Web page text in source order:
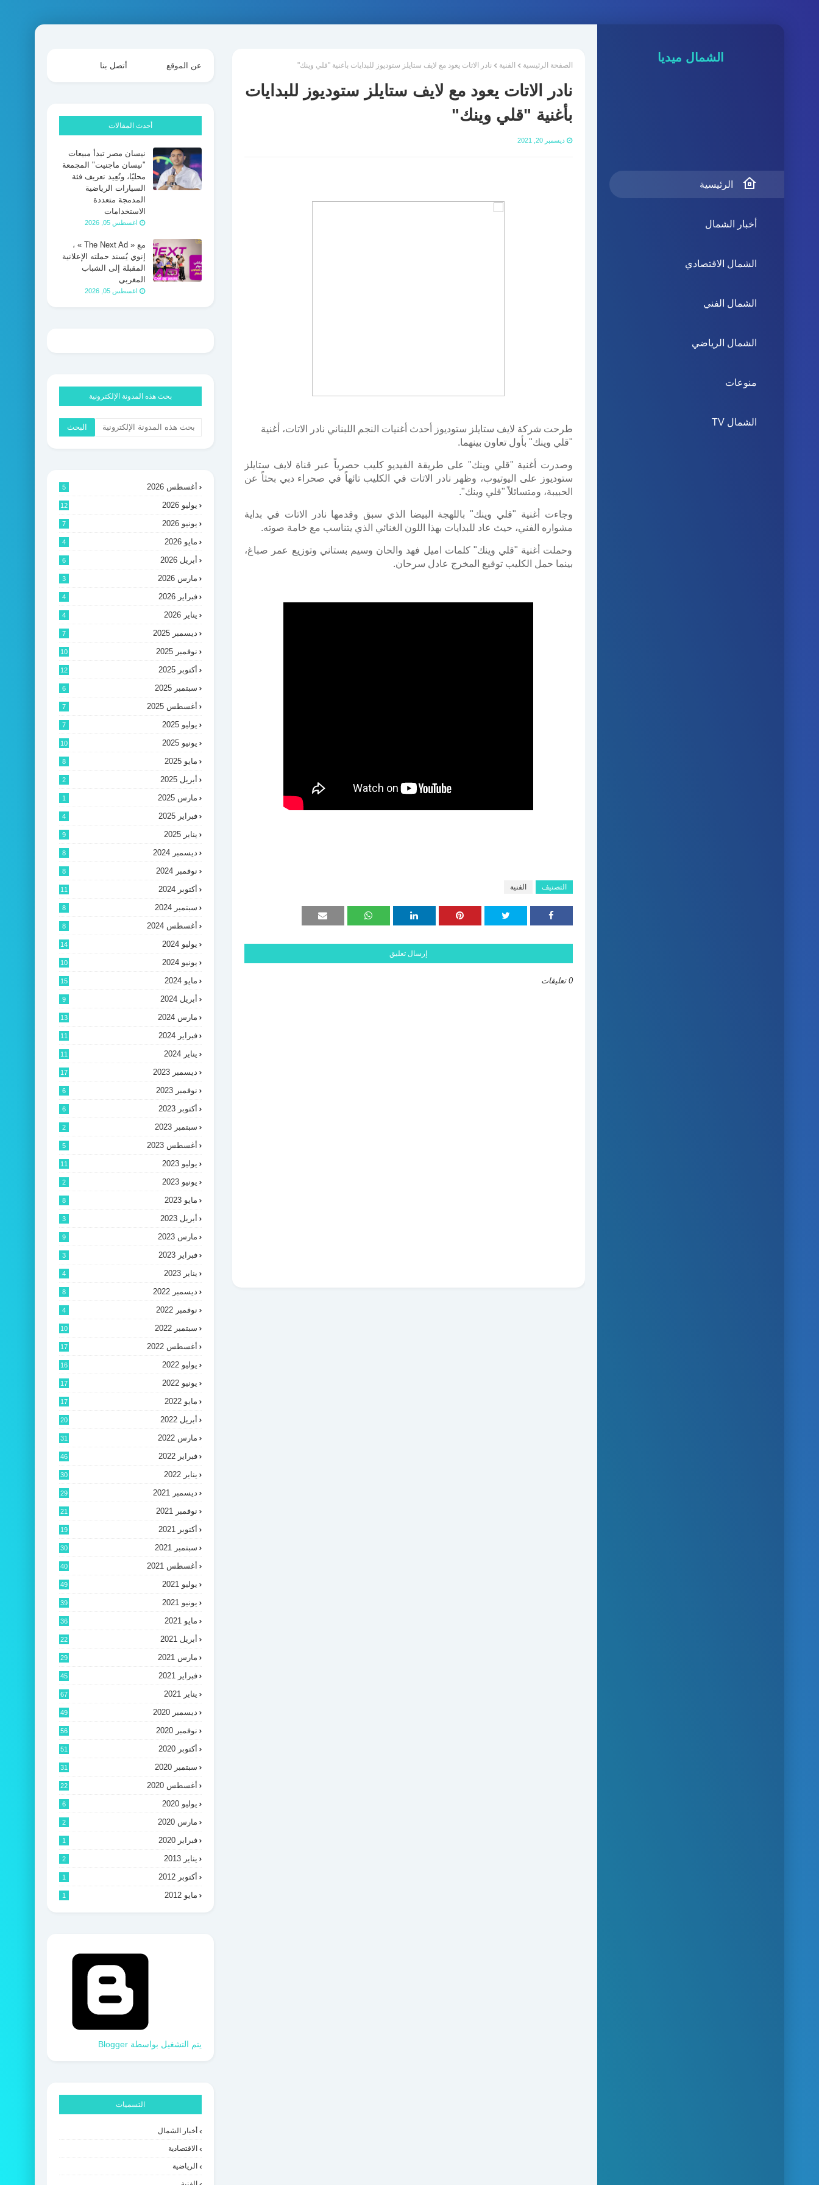
الشمال ميديا
الرئيسية
أخبار الشمال
الشمال الاقتصادي
الشمال الفني
الشمال الرياضي
منوعات
الشمال TV
الصفحة الرئيسية الفنية نادر الاتات يعود مع لايف ستايلز ستوديوز للبدايات بأغنية "قلي وينك"
نادر الاتات يعود مع لايف ستايلز ستوديوز للبدايات
بأغنية "قلي وينك"
ديسمبر 20, 2021
طرحت شركة لايف ستايلز ستوديوز أحدث أغنيات النجم اللبناني نادر الاتات، أغنية
"قلي وينك" بأول تعاون بينهما.
وصدرت أغنية "قلي وينك" على طريقة الفيديو كليب حصرياً عبر قناة لايف ستايلز
ستوديوز على اليوتيوب، وظهر نادر الاتات في الكليب تائهاً في صحراء دبي بحثاً عن
الحبيبة، ومتسائلاً "قلي وينك".
وجاءت أغنية "قلي وينك" باللهجة البيضا الذي سبق وقدمها نادر الاتات في بداية
مشواره الفني، حيث عاد للبدايات بهذا اللون الغنائي الذي يتناسب مع خامة صوته.
وحملت أغنية "قلي وينك" كلمات اميل فهد والحان وسيم بستاني وتوزيع عمر صباغ،
بينما حمل الكليب توقيع المخرج عادل سرحان.
التصنيف الفنية
إرسال تعليق
0 تعليقات
عن الموقع أتصل بنا
أحدث المقالات
نيسان مصر تبدأ مبيعات
"نيسان ماجنيت" المجمعة
محليًا، وتُعِيد تعريف فئة
السيارات الرياضية
المدمجة متعددة
الاستخدامات
اغسطس 05, 2026
مع « The Next Ad » ،
إنوي يُسند حملته الإعلانية
المقبلة إلى الشباب
المغربي
اغسطس 05, 2026
بحث هذه المدونة الإلكترونية
أغسطس 2026 5
يوليو 2026 12
يونيو 2026 7
مايو 2026 4
أبريل 2026 6
مارس 2026 3
فبراير 2026 4
يناير 2026 4
ديسمبر 2025 7
نوفمبر 2025 10
أكتوبر 2025 12
سبتمبر 2025 6
أغسطس 2025 7
يوليو 2025 7
يونيو 2025 10
مايو 2025 8
أبريل 2025 2
مارس 2025 1
فبراير 2025 4
يناير 2025 9
ديسمبر 2024 8
نوفمبر 2024 8
أكتوبر 2024 11
سبتمبر 2024 8
أغسطس 2024 8
يوليو 2024 14
يونيو 2024 10
مايو 2024 15
أبريل 2024 9
مارس 2024 13
فبراير 2024 11
يناير 2024 11
ديسمبر 2023 17
نوفمبر 2023 6
أكتوبر 2023 6
سبتمبر 2023 2
أغسطس 2023 5
يوليو 2023 11
يونيو 2023 2
مايو 2023 8
أبريل 2023 3
مارس 2023 9
فبراير 2023 3
يناير 2023 4
ديسمبر 2022 8
نوفمبر 2022 4
سبتمبر 2022 10
أغسطس 2022 17
يوليو 2022 16
يونيو 2022 17
مايو 2022 17
أبريل 2022 20
مارس 2022 31
فبراير 2022 46
يناير 2022 30
ديسمبر 2021 29
نوفمبر 2021 21
أكتوبر 2021 19
سبتمبر 2021 30
أغسطس 2021 40
يوليو 2021 49
يونيو 2021 39
مايو 2021 36
أبريل 2021 22
مارس 2021 29
فبراير 2021 45
يناير 2021 67
ديسمبر 2020 49
نوفمبر 2020 56
أكتوبر 2020 51
سبتمبر 2020 31
أغسطس 2020 22
يوليو 2020 6
مارس 2020 2
فبراير 2020 1
يناير 2013 2
أكتوبر 2012 1
مايو 2012 1
‏يتم التشغيل بواسطة Blogger
التسميات
أخبار الشمال
الاقتصادية
الرياضية